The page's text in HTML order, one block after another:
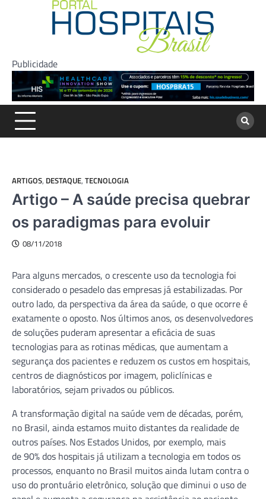
Publicidade
ARTIGOS, DESTAQUE, TECNOLOGIA
Artigo – A saúde precisa quebrar
os paradigmas para evoluir
08/11/2018
Para alguns mercados, o crescente uso da tecnologia foi
considerado o pesadelo das empresas já estabilizadas. Por
outro lado, da perspectiva da área da saúde, o que ocorre é
exatamente o oposto. Nos últimos anos, os desenvolvedores
de soluções puderam apresentar a eficácia de suas
tecnologias para as rotinas médicas, que aumentam a
segurança dos pacientes e reduzem os custos em hospitais,
centros de diagnósticos por imagem, policlínicas e
laboratórios, sejam privados ou públicos.
A transformação digital na saúde vem de décadas, porém,
no Brasil, ainda estamos muito distantes da realidade de
outros países. Nos Estados Unidos, por exemplo, mais
de 90% dos hospitais já utilizam a tecnologia em todos os
processos, enquanto no Brasil muitos ainda lutam contra o
uso do prontuário eletrônico, solução que diminui o uso de